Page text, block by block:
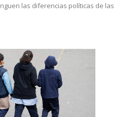
las diferencias políticas de las